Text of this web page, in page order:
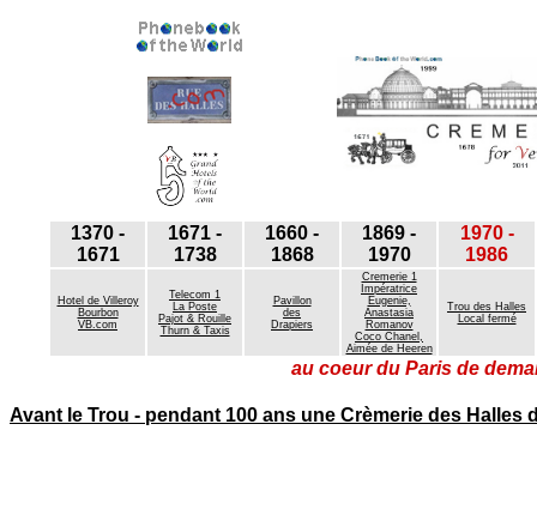
1370 -
1671
1671 -
1738
1660 -
1868
1869 -
1970
1970 -
1986
Hotel de Villeroy
Bourbon
VB.com
Telecom 1
La Poste
Pajot & Rouille
Thurn & Taxis
Pavillon
des
Drapiers
Cremerie 1
Impératrice
Eugenie,
Anastasia
Romanov
Coco Chanel,
Aimée de Heeren
Trou des Halles
Local fermé
au coeur du Paris de
Avant le Trou - pendant 100 ans une Crèmerie des Halles